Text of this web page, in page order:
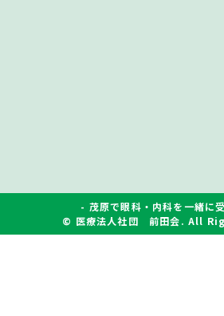
- 茂原で眼科・内科を一緒に
© 医療法人社団 前田会. All